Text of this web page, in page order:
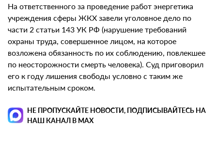
На ответственного за проведение работ энергетика
учреждения сферы ЖКХ завели уголовное дело по
части 2 статьи 143 УК РФ (нарушение требований
охраны труда, совершенное лицом, на которое
возложена обязанность по их соблюдению, повлекшее
по неосторожности смерть человека). Суд приговорил
его к году лишения свободы условно с таким же
испытательным сроком.
НЕ ПРОПУСКАЙТЕ НОВОСТИ, ПОДПИСЫВАЙТЕСЬ НА
НАШ КАНАЛ В MAX